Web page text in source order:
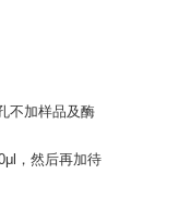
不加样品及酶
，然后再加待